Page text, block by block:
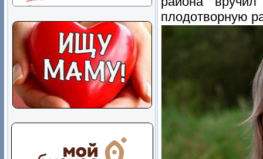
плодотворную